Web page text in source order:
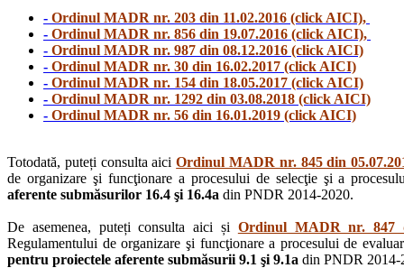
- Ordinul MADR nr. 203 din 11.02.2016 (click AICI),
- Ordinul MADR nr. 856 din 19.07.2016 (click AICI),
- Ordinul MADR nr. 987 din 08.12.2016 (click AICI)
- Ordinul MADR nr. 30 din 16.02.2017 (click AICI)
- Ordinul MADR nr. 154 din 18.05.2017 (click AICI)
- Ordinul MADR nr. 1292 din 03.08.2018 (click AICI)
- Ordinul MADR nr. 56 din 16.01.2019 (click AICI)
Totodată, puteți consulta aiciOrdinul MADR nr. 845 din
de organizare şi funcţionare a procesului de selecţie şi a
aferente submăsurilor 16.4 şi 16.4a din PNDR 2014-2020.
De asemenea, puteți consulta aici și Ordinul MADR nr. 847
Regulamentului de organizare şi funcţionare a procesului de
pentru proiectele aferente submăsurii 9.1 şi 9.1a din PNDR 2014-